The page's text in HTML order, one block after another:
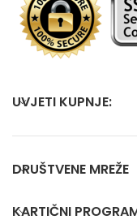
UVJETI KUPNJE:
DRUŠTVENE MREŽE
KARTIČNI